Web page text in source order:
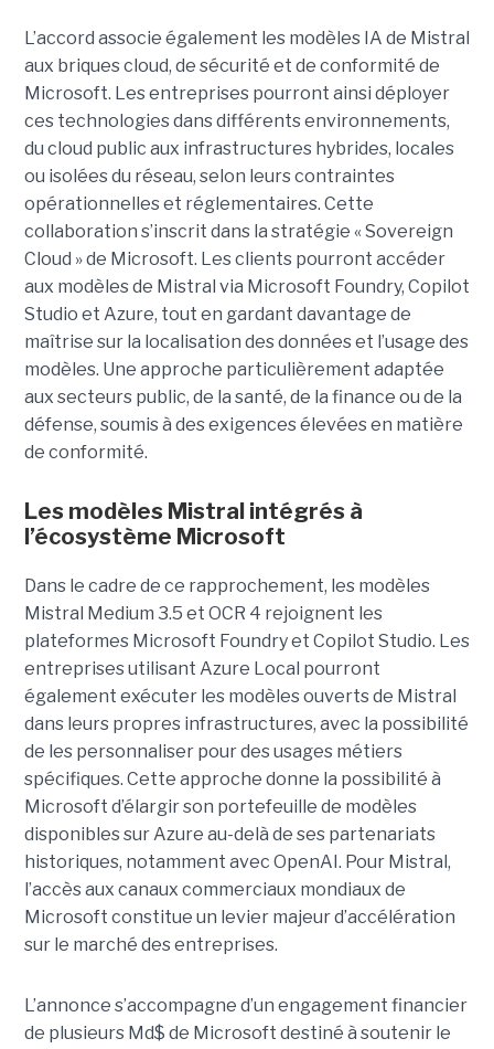
L’accord associe également les modèles IA de Mistral
aux briques cloud, de sécurité et de conformité de
Microsoft. Les entreprises pourront ainsi déployer
ces technologies dans différents environnements,
du cloud public aux infrastructures hybrides, locales
ou isolées du réseau, selon leurs contraintes
opérationnelles et réglementaires. Cette
collaboration s’inscrit dans la stratégie « Sovereign
Cloud » de Microsoft. Les clients pourront accéder
aux modèles de Mistral via Microsoft Foundry, Copilot
Studio et Azure, tout en gardant davantage de
maîtrise sur la localisation des données et l’usage des
modèles. Une approche particulièrement adaptée
aux secteurs public, de la santé, de la finance ou de la
défense, soumis à des exigences élevées en matière
de conformité.
Les modèles Mistral intégrés à
l’écosystème Microsoft
Dans le cadre de ce rapprochement, les modèles
Mistral Medium 3.5 et OCR 4 rejoignent les
plateformes Microsoft Foundry et Copilot Studio. Les
entreprises utilisant Azure Local pourront
également exécuter les modèles ouverts de Mistral
dans leurs propres infrastructures, avec la possibilité
de les personnaliser pour des usages métiers
spécifiques. Cette approche donne la possibilité à
Microsoft d’élargir son portefeuille de modèles
disponibles sur Azure au-delà de ses partenariats
historiques, notamment avec OpenAI. Pour Mistral,
l’accès aux canaux commerciaux mondiaux de
Microsoft constitue un levier majeur d’accélération
sur le marché des entreprises.
L’annonce s’accompagne d’un engagement financier
de plusieurs Md$ de Microsoft destiné à soutenir le